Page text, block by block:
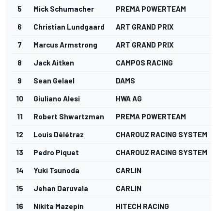
5 Mick Schumacher PREMA POWERTEAM
6 Christian Lundgaard ART GRAND PRIX
7 Marcus Armstrong ART GRAND PRIX
8 Jack Aitken CAMPOS RACING
9 Sean Gelael DAMS
10 Giuliano Alesi HWA AG
11 Robert Shwartzman PREMA POWERTEAM
12 Louis Délétraz CHAROUZ RACING SYSTEM
13 Pedro Piquet CHAROUZ RACING SYSTEM
14 Yuki Tsunoda CARLIN
15 Jehan Daruvala CARLIN
16 Nikita Mazepin HITECH RACING